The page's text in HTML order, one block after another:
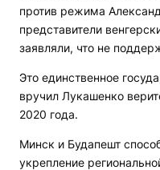
против режима
представители
заявляли, что не
Это единственное
вручил Лукашенко
2020 года.
Минск и Будапешт
укрепление